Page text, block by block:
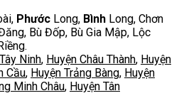
Phước Long, Bình Long, Chơn
Bù Đốp, Bù Gia Mập, Lộc
Ninh, Huyện Châu Thành, Huyện
Cầu, Huyện Trảng Bàng, Huyện
Minh Châu, Huyện Tân